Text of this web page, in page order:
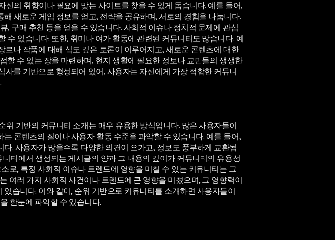
의 취향이나 필요에 맞는 사이트를 찾을 수 있게 돕습니다. 예를 들어,
새로운 게임 정보를 얻고, 전략을 공유하며, 서로의 경험을 나눕니다.
구매 추천 등을 얻을 수 있습니다. 사회적 이슈나 정치적 문제에 관심
있습니다. 또한, 취미나 여가 활동에 관련된 커뮤니티도 많습니다. 예
나 작품에 대해 심도 깊은 토론이 이루어지고, 새로운 콘텐츠에 대한
할 수 있는 장을 마련하며, 현지 생활에 필요한 정보나 교민들의 생생한
를 기반으로 형성되어 있어, 사용자는 자신에게 가장 적합한 커뮤니
기반의 커뮤니티 소개는 매우 유용한 방식입니다. 많은 사용자들이
콘텐츠의 질이나 사용자 활동 수준을 파악할 수 있습니다. 예를 들어,
. 사용자가 많을수록 다양한 의견이 오가고, 정보도 풍부하게 교환됩
티에서 생성되는 게시글의 양과 그 내용의 깊이가 커뮤니티의 유용성
로, 특정 사회적 이슈나 트렌드에 영향을 미칠 수 있는 커뮤니티는 그
여러 가지 사회적 사건이나 트렌드에 큰 영향을 미쳤으며, 그 영향력이
습니다. 이와 같이, 순위 기반으로 커뮤니티를 소개하면 사용자들이
한눈에 파악할 수 있습니다.